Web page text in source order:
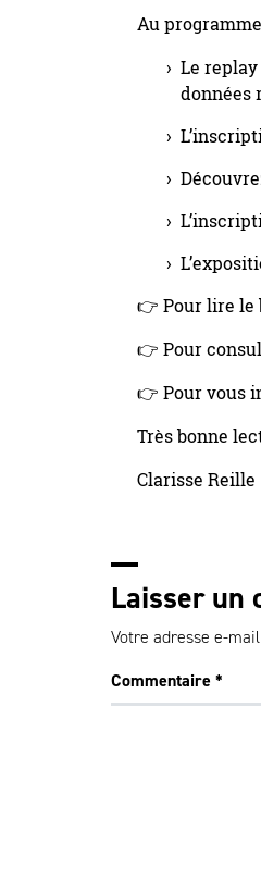
Au
Le
données
👉 Pour lire le
👉 Pour
👉 Pour vous
Très bonne
Clarisse Reille
Laisser un
Votre adresse e-
Commentaire *